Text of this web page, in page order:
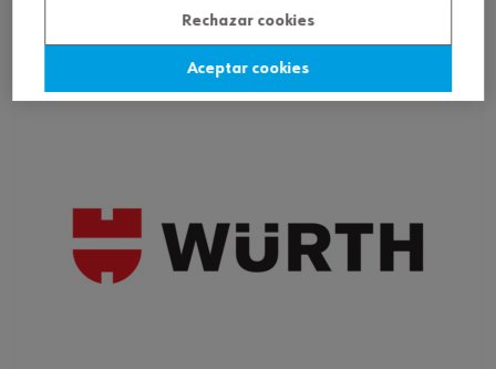
Ver producto
Rechazar cookies
Aceptar cookies